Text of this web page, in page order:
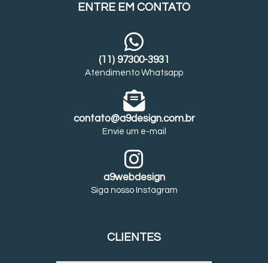
ENTRE EM CONTATO
(11) 97300-3931
Atendimento Whatsapp
contato@a9design.com.br
Envie um e-mail
a9webdesign
Siga nosso Instagram
CLIENTES